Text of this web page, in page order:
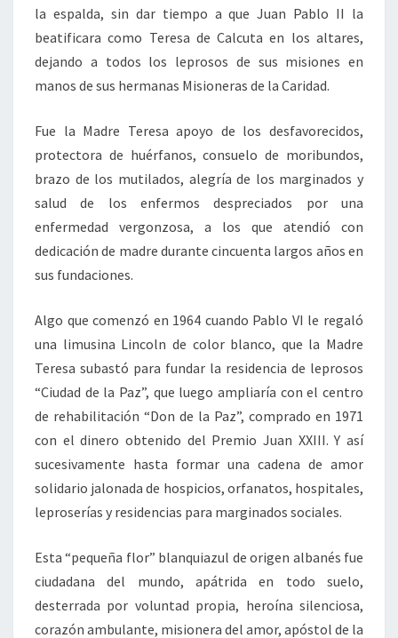
la espalda, sin dar tiempo a que Juan Pablo II la
beatificara como Teresa de Calcuta en los altares,
dejando a todos los leprosos de sus misiones en
manos de sus hermanas Misioneras de la Caridad.
Fue la Madre Teresa apoyo de los desfavorecidos,
protectora de huérfanos, consuelo de moribundos,
brazo de los mutilados, alegría de los marginados y
salud de los enfermos despreciados por una
enfermedad vergonzosa, a los que atendió con
dedicación de madre durante cincuenta largos años en
sus fundaciones.
Algo que comenzó en 1964 cuando Pablo VI le regaló
una limusina Lincoln de color blanco, que la Madre
Teresa subastó para fundar la residencia de leprosos
“Ciudad de la Paz”, que luego ampliaría con el centro
de rehabilitación “Don de la Paz”, comprado en 1971
con el dinero obtenido del Premio Juan XXIII. Y así
sucesivamente hasta formar una cadena de amor
solidario jalonada de hospicios, orfanatos, hospitales,
leproserías y residencias para marginados sociales.
Esta “pequeña flor” blanquiazul de origen albanés fue
ciudadana del mundo, apátrida en todo suelo,
desterrada por voluntad propia, heroína silenciosa,
corazón ambulante, misionera del amor, apóstol de la